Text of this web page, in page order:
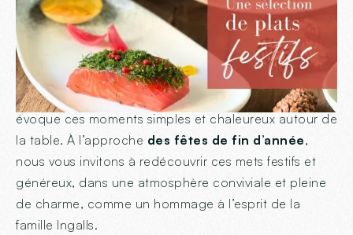
EnHaute-Savoie, l’hiver est bien plus qu’une saison :
c’est un véritable appel à la convivialité, à
l’authenticité et au partage. Ces valeurs, qui
rappellent l’esprit de la familleIngalls, se retrouvent
aussi dans l’âme de notrerestaurant
, où chaque plat
évoque ces moments simples et chaleureux autour de
la table. À l’approche des fêtes de fin d’année,
nous vous invitons à redécouvrir ces mets festifs et
généreux, dans une atmosphère conviviale et pleine
de charme, comme un hommage à l’esprit de la
famille Ingalls.